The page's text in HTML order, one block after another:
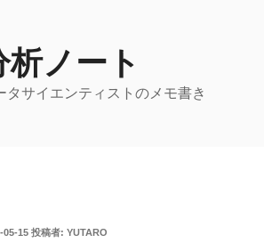
析ノート
タサイエンティストのメモ書き
05-15 投稿者: YUTARO